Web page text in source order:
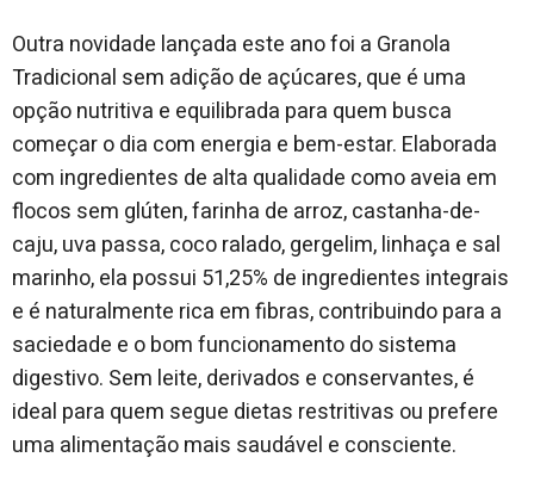
Outra novidade lançada este ano foi a Granola
Tradicional sem adição de açúcares, que é uma
opção nutritiva e equilibrada para quem busca
começar o dia com energia e bem-estar. Elaborada
com ingredientes de alta qualidade como aveia em
flocos sem glúten, farinha de arroz, castanha-de-
caju, uva passa, coco ralado, gergelim, linhaça e sal
marinho, ela possui 51,25% de ingredientes integrais
e é naturalmente rica em fibras, contribuindo para a
saciedade e o bom funcionamento do sistema
digestivo. Sem leite, derivados e conservantes, é
ideal para quem segue dietas restritivas ou prefere
uma alimentação mais saudável e consciente.